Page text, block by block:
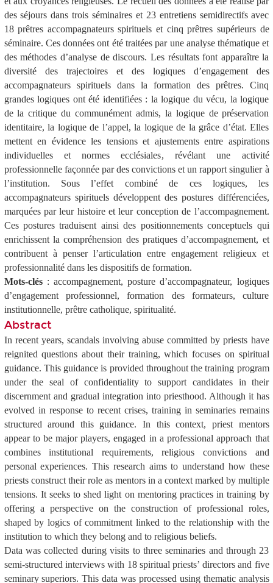
des séjours dans trois séminaires et 23 entretiens semidirectifs avec
18 prêtres accompagnateurs spirituels et cinq prêtres supérieurs de
séminaire. Ces données ont été traitées par une analyse thématique et
des méthodes d’analyse de discours. Les résultats font apparaître la
diversité des trajectoires et des logiques d’engagement des
accompagnateurs spirituels dans la formation des prêtres. Cinq
grandes logiques ont été identifiées : la logique du vécu, la logique
de la critique du communément admis, la logique de préservation
identitaire, la logique de l’appel, la logique de la grâce d’état. Elles
mettent en évidence les tensions et ajustements entre aspirations
individuelles et normes ecclésiales, révélant une activité
professionnelle façonnée par des convictions et un rapport singulier à
l’institution. Sous l’effet combiné de ces logiques, les
accompagnateurs spirituels développent des postures différenciées,
marquées par leur histoire et leur conception de l’accompagnement.
Ces postures traduisent ainsi des positionnements conceptuels qui
enrichissent la compréhension des pratiques d’accompagnement, et
contribuent à penser l’articulation entre engagement religieux et
professionnalité dans les dispositifs de formation.
Mots-clés: accompagnement, posture d’accompagnateur, logiques
d’engagement professionnel, formation des formateurs, culture
institutionnelle, prêtre catholique, spiritualité.
Abstract
In recent years, scandals involving abuse committed by priests have
reignited questions about their training, which focuses on spiritual
guidance. This guidance is provided throughout thetraining program
under the seal of confidentiality to support candidates in their
discernment and gradual integration into priesthood. Although it has
evolved in response to recent crises, training in seminaries remains
structured around this guidance. In this context, priest mentors
appear to be major players, engaged in a professional approach that
combines institutional requirements, religious convictions and
personal experiences. This research aims to understand how these
priests construct their role as mentors in a context marked by multiple
tensions. It seeks to shed light on mentoring practices in training by
offering a perspective on the construction of professional roles,
shaped by logics of commitment linked to the relationship with the
institution to which they belong and to religious beliefs.
Data was collected during visits to three seminaries and through 23
semi-structured interviewswith 18 spiritual priests’ directors and five
seminary superiors. This data was processed using thematic analysis